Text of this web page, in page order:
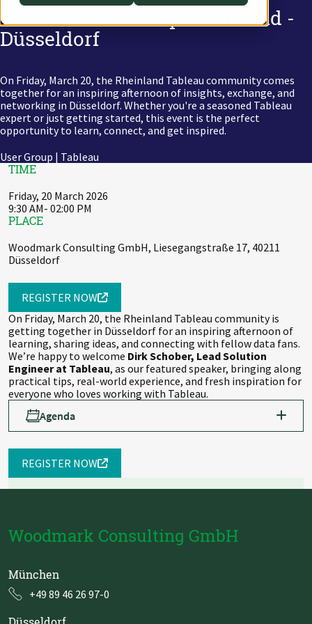
Tableau User Group Rheinland -
Düsseldorf
On Friday, March 20, the Rheinland Tableau community comes
together for an inspiring afternoon of insights, exchange, and
networking in Düsseldorf. Whether you're a seasoned Tableau
expert or just getting started, this event is the perfect
opportunity to learn, connect, and get inspired.
User Group | Tableau
TIME
Friday, 20 March 2026
9:30 AM- 02:00 PM
PLACE
Woodmark Consulting GmbH, Liesegangstraße 17, 40211
Düsseldorf
REGISTER NOW
On Friday, March 20, the Rheinland Tableau community is
getting together in Düsseldorf for an inspiring afternoon of
learning, sharing ideas, and connecting with fellow data fans.
We’re happy to welcome Dirk Schober, Lead Solution
Engineer at Tableau, as our featured speaker, bringing along
practical tips, real-world experience, and fresh inspiration for
everyone who loves working with Tableau.
Agenda
Meet the other attendees and enjoy a cup of coffee
before we start.
10:00 AM The Future Is Here: A Deep-Dive into
showing you the ins and outs of this new analytics
11:30 AM Coffee break
Recharge your caffeine intake in this brief break.
REGISTER NOW
Woodmark Consulting GmbH
München
+49 89 46 26 97-0
Data Governance & Datensicherheit
Digitale Souveränität
Switch to English
Switch to English